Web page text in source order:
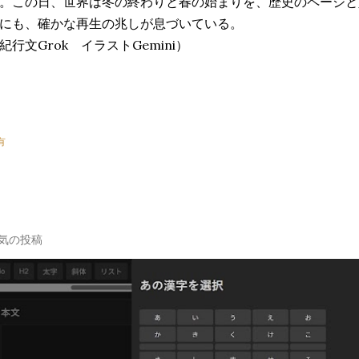
も、確かな再生の兆しが息づいている。
紀行文Grok イラストGemini）
の投稿